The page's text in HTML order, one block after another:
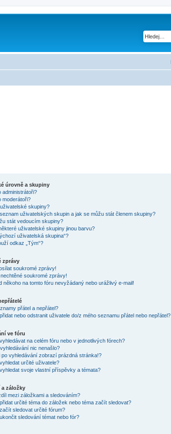
úrovně a skupiny
administrátoři?
moderátoři?
skupiny?
uživatelských skupin a jak se můžu stát členem skupiny?
stát vedoucím skupiny?
uživatelské skupiny jinou barvu?
uživatelská skupina“?
odkaz „Tým“?
zprávy
soukromé zprávy!
soukromé zprávy!
někoho na tomto fóru nevyžádaný nebo urážlivý e-mail!
přátel a nepřátel?
nebo odstranit uživatele do/z mého seznamu přátel nebo nepřátel?
ve fóru
na celém fóru nebo v jednotlivých fórech?
nic nenašlo?
po vyhledávání zobrazí prázdná stránka!?
určité uživatele?
svoje vlastní příspěvky a témata?
a záložky
mezi záložkami a sledováním?
určité téma do záložek nebo téma začít sledovat?
sledovat určité fórum?
sledování témat nebo fór?